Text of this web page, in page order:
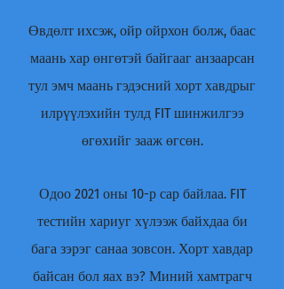
Өвдөлт ихсэж, ойр ойрхон болж, баас
маань хар өнгөтэй байгааг анзаарсан
тул эмч маань гэдэсний хорт хавдрыг
илрүүлэхийн тулд FIT шинжилгээ
өгөхийг зааж өгсөн.
Одоо 2021 оны 10-р сар байлаа. FIT
тестийн хариуг хүлээж байхдаа би
бага зэрэг санаа зовсон. Хорт хавдар
байсан бол яах вэ? Миний хамтрагч